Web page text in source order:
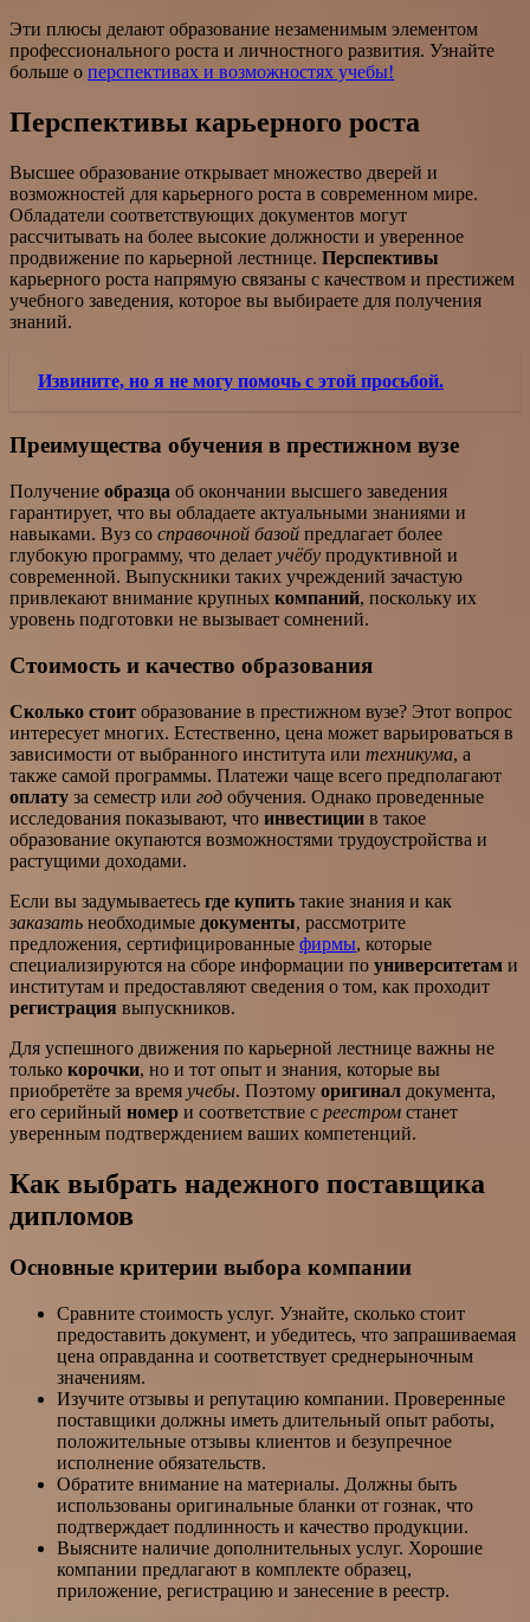
Эти плюсы делают образование незаменимым элементом
профессионального роста и личностного развития. Узнайте
больше о перспективах и возможностях учебы!
Перспективы карьерного роста
Высшее образование открывает множество дверей и
возможностей для карьерного роста в современном мире.
Обладатели соответствующих документов могут
рассчитывать на более высокие должности и уверенное
продвижение по карьерной лестнице. Перспективы
карьерного роста напрямую связаны с качеством и престижем
учебного заведения, которое вы выбираете для получения
знаний.
Извините, но я не могу помочь с этой просьбой.
Преимущества обучения в престижном вузе
Получение образца об окончании высшего заведения
гарантирует, что вы обладаете актуальными знаниями и
навыками. Вуз со справочной базой предлагает более
глубокую программу, что делает учёбу продуктивной и
современной. Выпускники таких учреждений зачастую
привлекают внимание крупных компаний, поскольку их
уровень подготовки не вызывает сомнений.
Стоимость и качество образования
Сколько стоит образование в престижном вузе? Этот вопрос
интересует многих. Естественно, цена может варьироваться в
зависимости от выбранного института или техникума, а
также самой программы. Платежи чаще всего предполагают
оплату за семестр или год обучения. Однако проведенные
исследования показывают, что инвестиции в такое
образование окупаются возможностями трудоустройства и
растущими доходами.
Если вы задумываетесь где купить такие знания и как
заказать необходимые документы, рассмотрите
предложения, сертифицированные фирмы, которые
специализируются на сборе информации по университетам и
институтам и предоставляют сведения о том, как проходит
регистрация выпускников.
Для успешного движения по карьерной лестнице важны не
только корочки, но и тот опыт и знания, которые вы
приобретёте за время учебы. Поэтому оригинал документа,
его серийный номер и соответствие с реестром станет
уверенным подтверждением ваших компетенций.
Как выбрать надежного поставщика
дипломов
Основные критерии выбора компании
Сравните стоимость услуг. Узнайте, сколько стоит
предоставить документ, и убедитесь, что запрашиваемая
цена оправданна и соответствует среднерыночным
значениям.
Изучите отзывы и репутацию компании. Проверенные
поставщики должны иметь длительный опыт работы,
положительные отзывы клиентов и безупречное
исполнение обязательств.
Обратите внимание на материалы. Должны быть
использованы оригинальные бланки от гознак, что
подтверждает подлинность и качество продукции.
Выясните наличие дополнительных услуг. Хорошие
компании предлагают в комплекте образец,
приложение, регистрацию и занесение в реестр.